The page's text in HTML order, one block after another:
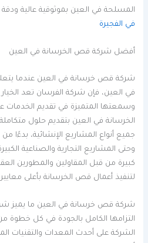
المسلحة في العين بموثوقية عالية ودقة
في الفجيرة
أفضل شركة قص الخرسانة في العين
شركة قص خرسانة في العين عندما
في العين، فإن شركة الفرسان تعد
وسمعتها المتميزة في تقديم الخدمات
الخرسانة في العين بتقديم حلول
جميع أنواع المشاريع الإنشائية، بدءًا
وحتى المشاريع التجارية والصناعية
كبيرة من قبل المقاولين والمطورين
لتنفيذ أعمال قص الخرسانة بأعلى معايير
شركة قص خرسانة في العين ما يميز
التزامها الكامل بالجودة في كل
الشركة على أحدث المعدات والتقنيات